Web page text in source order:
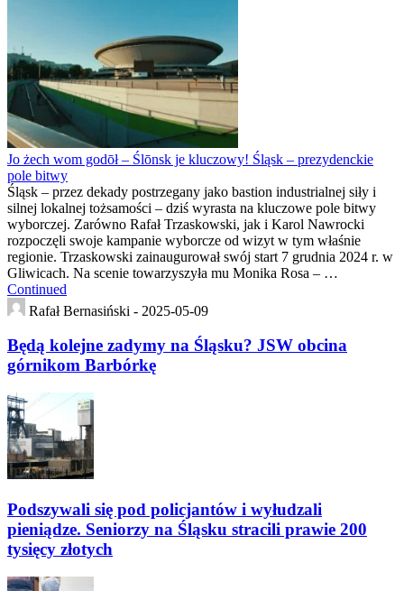
Jo żech wom godōł – Ślōnsk je kluczowy! Śląsk – prezydenckie
pole bitwy
Śląsk – przez dekady postrzegany jako bastion industrialnej siły i
silnej lokalnej tożsamości – dziś wyrasta na kluczowe pole bitwy
wyborczej. Zarówno Rafał Trzaskowski, jak i Karol Nawrocki
rozpoczęli swoje kampanie wyborcze od wizyt w tym właśnie
regionie. Trzaskowski zainaugurował swój start 7 grudnia 2024 r. w
Gliwicach. Na scenie towarzyszyła mu Monika Rosa – …
Continued
Rafał Bernasiński - 2025-05-09
Będą kolejne zadymy na Śląsku? JSW obcina
górnikom Barbórkę
Podszywali się pod policjantów i wyłudzali
pieniądze. Seniorzy na Śląsku stracili prawie 200
tysięcy złotych